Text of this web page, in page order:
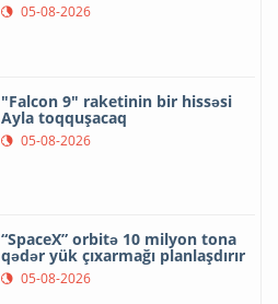
05-08-2026
"Falcon 9" raketinin bir hissəsi
Ayla toqquşacaq
05-08-2026
“SpaceX” orbitə 10 milyon tona
qədər yük çıxarmağı planlaşdırır
05-08-2026